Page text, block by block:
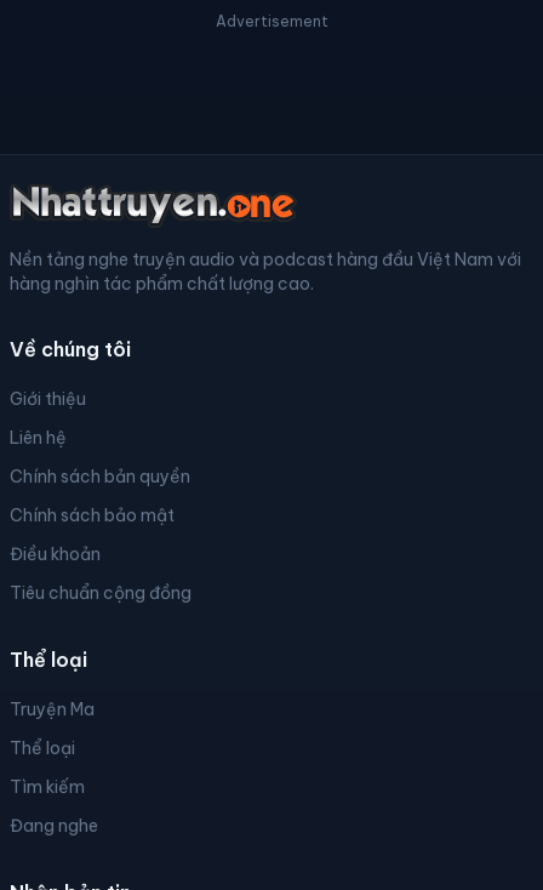
Advertisement
Nền tảng nghe truyện audio và podcast hàng đầu Việt Nam với
hàng nghìn tác phẩm chất lượng cao.
Về chúng tôi
Giới thiệu
Liên hệ
Chính sách bản quyền
Chính sách bảo mật
Điều khoản
Tiêu chuẩn cộng đồng
Thể loại
Truyện Ma
Thể loại
Tìm kiếm
Đang nghe